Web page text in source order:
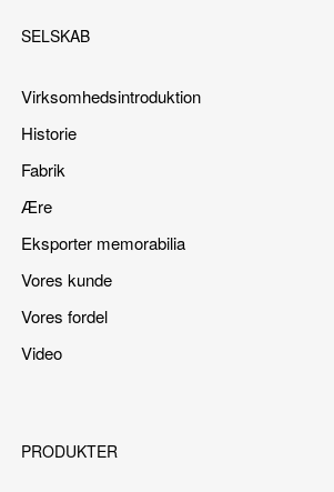
SELSKAB
Virksomhedsintroduktion
Historie
Fabrik
Ære
Eksporter memorabilia
Vores kunde
Vores fordel
Video
PRODUKTER